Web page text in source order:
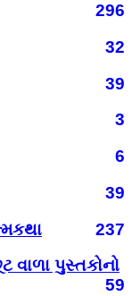
296
32
39
3
6
39
237
વાળા પુસ્તકોનો
59